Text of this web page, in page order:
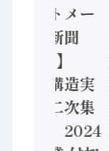
【オートメー
ション新聞
No.455】
「経済構造実
態調査二次集
計結果」2024